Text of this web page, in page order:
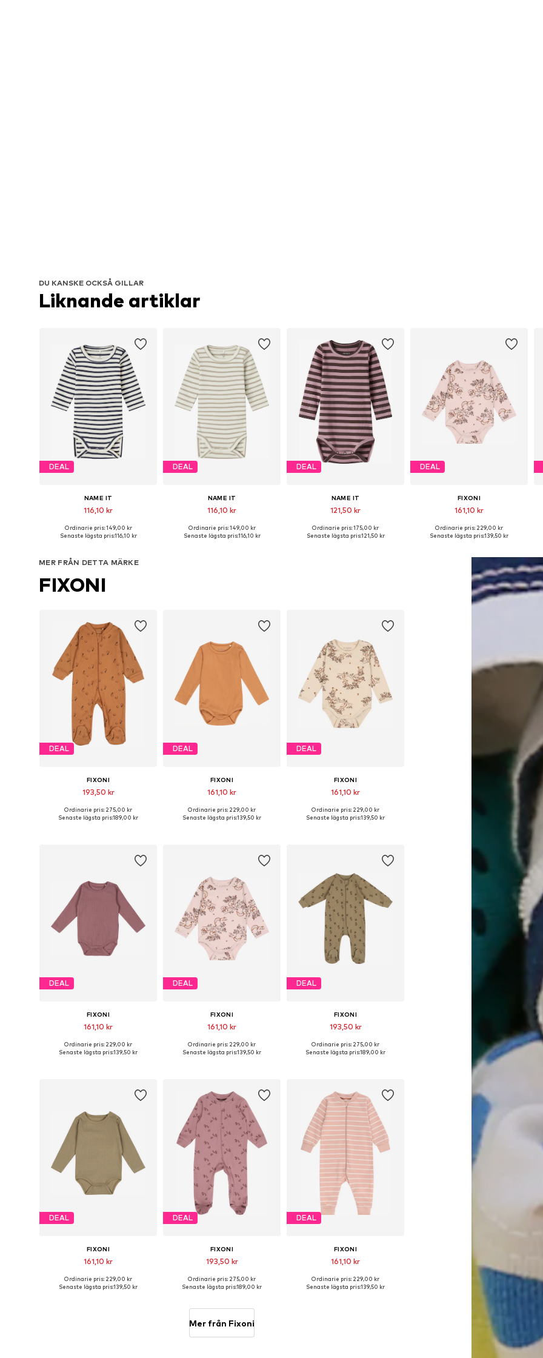
DU KANSKE OCKSÅ GILLAR
Liknande artiklar
DEAL
NAME IT
116,10 kr
Ordinarie pris: 149,00 kr
Senaste lägsta pris:116,10 kr
DEAL
NAME IT
116,10 kr
Tillgänglig i många storlekar
Ordinarie pris: 149,00 kr
Senaste lägsta pris:116,10 kr
DEAL
NAME IT
121,50 kr
Tillgänglig i många storlekar
Ordinarie pris: 175,00 kr
Senaste lägsta pris:121,50 kr
DEAL
FIXONI
161,10 kr
Tillgänglig i många storlekar
Ordinarie pris: 229,00 kr
Senaste lägsta pris:139,50 kr
MER FRÅN DETTA MÄRKE
FIXONI
DEAL
FIXONI
193,50 kr
Ordinarie pris: 275,00 kr
Senaste lägsta pris:189,00 kr
DEAL
FIXONI
161,10 kr
Tillgänglig i många storlekar
Ordinarie pris: 229,00 kr
Senaste lägsta pris:139,50 kr
DEAL
FIXONI
161,10 kr
Ordinarie pris: 229,00 kr
Senaste lägsta pris:139,50 kr
DEAL
FIXONI
161,10 kr
Tillgänglig i många storlekar
Ordinarie pris: 229,00 kr
Senaste lägsta pris:139,50 kr
DEAL
FIXONI
161,10 kr
Tillgänglig i många storlekar
Ordinarie pris: 229,00 kr
Senaste lägsta pris:139,50 kr
DEAL
FIXONI
193,50 kr
Ordinarie pris: 275,00 kr
Senaste lägsta pris:189,00 kr
DEAL
FIXONI
161,10 kr
Tillgänglig i många storlekar
Ordinarie pris: 229,00 kr
Senaste lägsta pris:139,50 kr
DEAL
FIXONI
193,50 kr
Ordinarie pris: 275,00 kr
Senaste lägsta pris:189,00 kr
DEAL
FIXONI
161,10 kr
Ordinarie pris: 229,00 kr
Senaste lägsta pris:139,50 kr
Mer från Fixoni